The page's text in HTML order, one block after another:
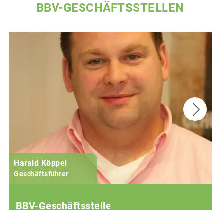
BBV-GESCHÄFTSSTELLEN
Harald Köppel
Geschäftsführer
BBV-Geschäftsstelle